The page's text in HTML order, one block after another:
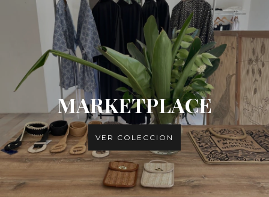
MARKETPLACE
VER COLECCION